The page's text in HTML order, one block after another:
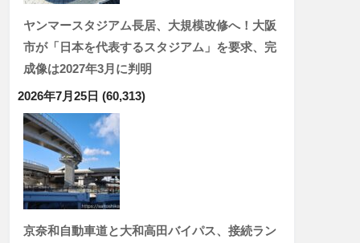
ヤンマースタジアム長居、大規模改修へ！大阪
市が「日本を代表するスタジアム」を要求、完
成像は2027年3月に判明
2026年7月25日 (60,313)
京奈和自動車道と大和高田バイパス、接続ラン